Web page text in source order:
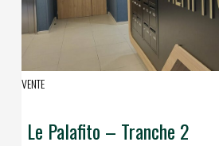
VENTE
Le Palafito – Tranche 2